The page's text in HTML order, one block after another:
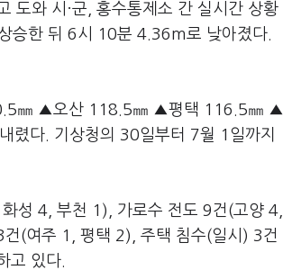
도와 시·군, 홍수통제소 간 실시간 상황
승한 뒤 6시 10분 4.36m로 낮아졌다.
㎜ ▲오산 118.5㎜ ▲평택 116.5㎜ ▲
다. 기상청의 30일부터 7월 1일까지
성 4, 부천 1), 가로수 전도 9건(고양 4,
(여주 1, 평택 2), 주택 침수(일시) 3건
고 있다.